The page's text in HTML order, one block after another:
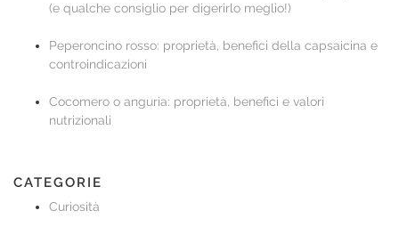
(e qualche consiglio per digerirlo meglio!)
Peperoncino rosso: proprietà, benefici della capsaicina e
controindicazioni
Cocomero o anguria: proprietà, benefici e valori
nutrizionali
CATEGORIE
Curiosità